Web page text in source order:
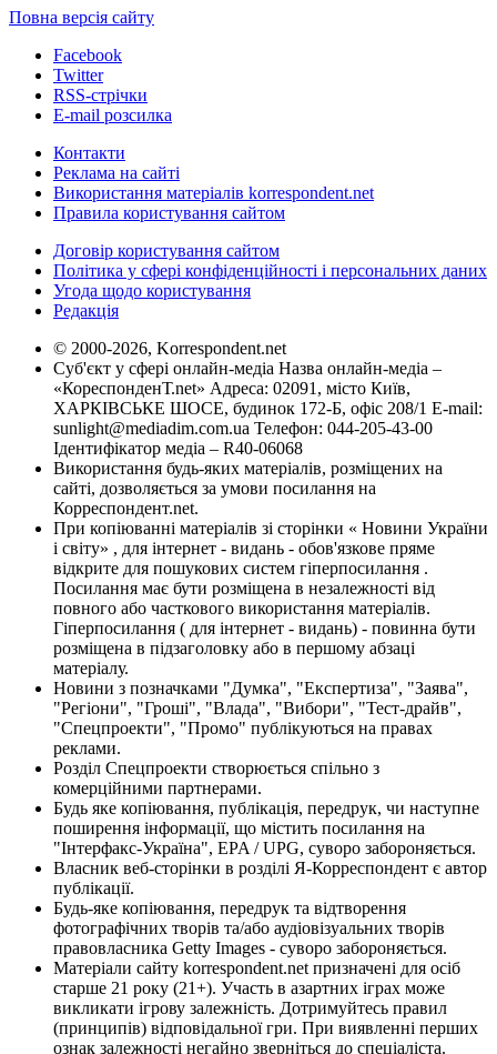
Повна версія сайту
Facebook
Twitter
RSS-стрічки
E-mail розсилка
Контакти
Реклама на сайті
Використання матеріалів korrespondent.net
Правила користування сайтом
Договір користування сайтом
Політика у сфері конфіденційності і персональних даних
Угода щодо користування
Редакція
© 2000-2026, Korrespondent.net
Суб'єкт у сфері онлайн-медіа Назва онлайн-медіа –
«КореспонденТ.net» Адреса: 02091, місто Київ,
ХАРКІВСЬКЕ ШОСЕ, будинок 172-Б, офіс 208/1 E-mail:
sunlight@mediadim.com.ua Телефон: 044-205-43-00
Ідентифікатор медіа – R40-06068
Використання будь-яких матеріалів, розміщених на
сайті, дозволяється за умови посилання на
Корреспондент.net.
При копіюванні матеріалів зі сторінки « Новини України
і світу» , для інтернет - видань - обов'язкове пряме
відкрите для пошукових систем гіперпосилання .
Посилання має бути розміщена в незалежності від
повного або часткового використання матеріалів.
Гіперпосилання ( для інтернет - видань) - повинна бути
розміщена в підзаголовку або в першому абзаці
матеріалу.
Новини з позначками "Думка", "Експертиза", "Заява",
"Регіони", "Гроші", "Влада", "Вибори", "Тест-драйв",
"Спецпроекти", "Промо" публікуються на правах
реклами.
Розділ Спецпроекти створюється спільно з
комерційними партнерами.
Будь яке копіювання, публікація, передрук, чи наступне
поширення інформації, що містить посилання на
"Інтерфакс-Україна", EPA / UPG, суворо забороняється.
Власник веб-сторінки в розділі Я-Корреспондент є автор
публікації.
Будь-яке копіювання, передрук та відтворення
фотографічних творів та/або аудіовізуальних творів
правовласника Getty Images - суворо забороняється.
Матеріали сайту korrespondent.net призначені для осіб
старше 21 року (21+). Участь в азартних іграх може
викликати ігрову залежність. Дотримуйтесь правил
(принципів) відповідальної гри. При виявленні перших
ознак залежності негайно зверніться до спеціаліста.